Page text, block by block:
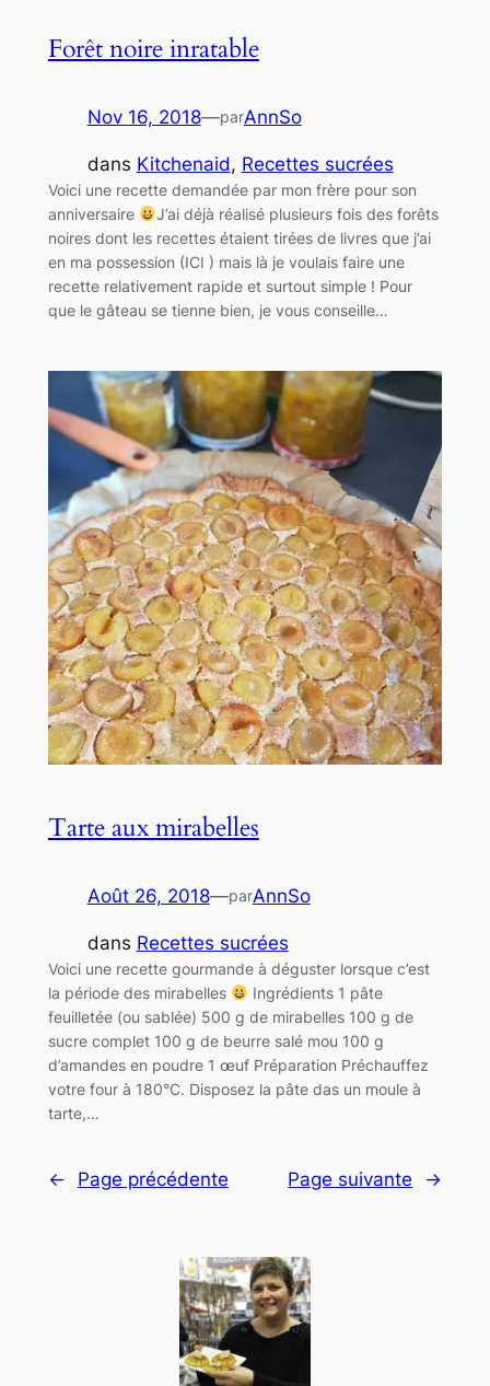
Forêt noire inratable
Nov 16, 2018—parAnnSo
dans Kitchenaid, Recettes sucrées
Voici une recette demandée par mon frère pour son
anniversaire
J’ai déjà réalisé plusieurs fois des forêts
noires dont les recettes étaient tirées de livres que j’ai
en ma possession (ICI ) mais là je voulais faire une
recette relativement rapide et surtout simple ! Pour
que le gâteau se tienne bien, je vous conseille…
Tarte aux mirabelles
Août 26, 2018—parAnnSo
dans Recettes sucrées
Voici une recette gourmande à déguster lorsque c’est
la période des mirabelles
Ingrédients 1 pâte
feuilletée (ou sablée) 500 g de mirabelles 100 g de
sucre complet 100 g de beurre salé mou 100 g
d’amandes en poudre 1 œuf Préparation Préchauffez
votre four à 180°C. Disposez la pâte das un moule à
tarte,…
← Page précédente Page suivante →